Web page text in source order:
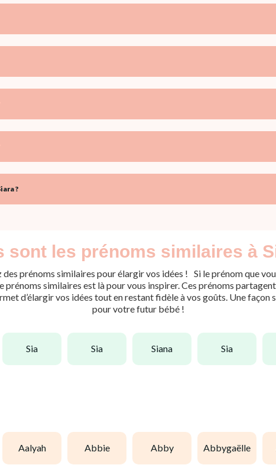
?
sont les prénoms similaires à
prénoms similaires pour élargir vos idées ! Si le prénom que
similaires est là pour vous inspirer. Ces prénoms
d’élargir vos idées tout en restant fidèle à vos goûts. Une
pour votre futur bébé !
sia sia siana sia
aalyah abbie abby abbygaëlle